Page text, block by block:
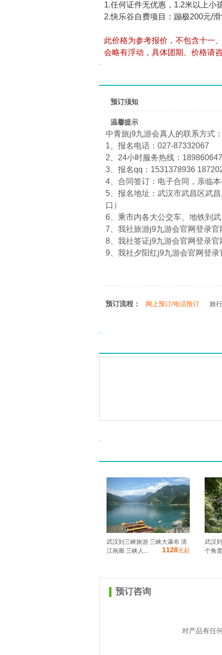
1.任何证件无优惠，1.2米以上小
2.快乐谷自费项目：蹦极200元/
此价格为参考报价，不包含十一
会略有浮动，具体团期、价格请
预订须知
温馨提示
中青旅j9九游会真人的联系方式
1、报名电话：027-87332067
2、24小时服务热线：
3、报名qq：1531378936
4、合同签订：电子合同，亲临
5、报名地址：武汉市武昌区武
口）
6、乘市内各大公交车、地铁到
7、我社旅游j9九游会官网登录
8、我社签证j9九游会官网登录
9、我社夕阳红j9九游会官网登
预订流程： 网上预订/电话预订 旅
武汉到三峡旅游 三峡大瀑布 清
江画廊 三峡人...
1128元起
武汉
个角
预订咨询
对产品有任